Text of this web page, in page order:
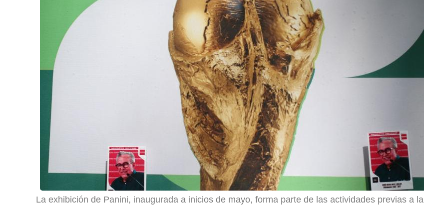
La exhibición de Panini, inaugurada a inicios de mayo, forma parte de las actividades previas a la